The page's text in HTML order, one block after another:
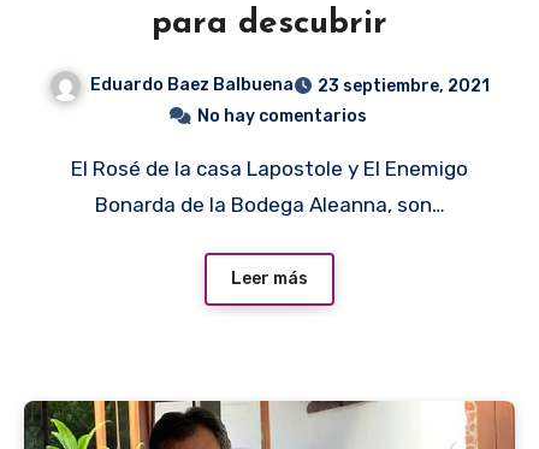
para descubrir
Eduardo Baez Balbuena
23 septiembre, 2021
No hay comentarios
El Rosé de la casa Lapostole y El Enemigo
Bonarda de la Bodega Aleanna, son…
Leer más